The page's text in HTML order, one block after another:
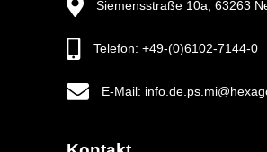
Siemensstraße 10a, 63263
Telefon: +49-(0)6102-7144-0
E-Mail: